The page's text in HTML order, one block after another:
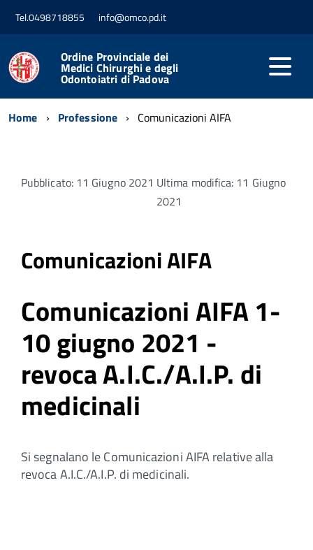
Tel.0498718855 info@omco.pd.it
Ordine Provinciale dei
Medici Chirurghi e degli
Odontoiatri di Padova
Home Professione Comunicazioni AIFA
Pubblicato: 11 Giugno 2021 Ultima modifica: 11 Giugno
2021
Comunicazioni AIFA
Comunicazioni AIFA 1-
10 giugno 2021 -
revoca A.I.C./A.I.P. di
medicinali
Si segnalano le Comunicazioni AIFA relative alla
revoca A.I.C./A.I.P. di medicinali.